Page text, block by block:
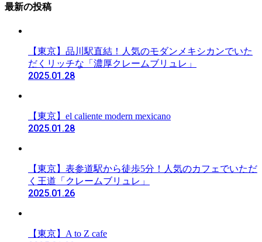
最新の投稿
【東京】品川駅直結！人気のモダンメキシカンでいた
だくリッチな「濃厚クレームブリュレ」
2025.01.28
【東京】el caliente modern mexicano
2025.01.28
【東京】表参道駅から徒歩5分！人気のカフェでいただ
く王道「クレームブリュレ」
2025.01.26
【東京】A to Z cafe